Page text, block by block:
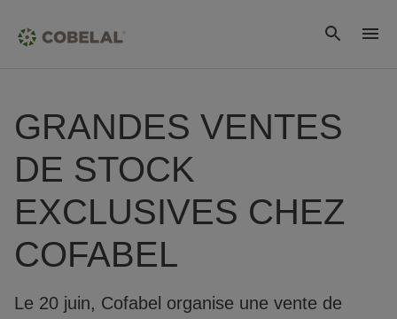
GRANDES VENTES
DE STOCK
EXCLUSIVES CHEZ
COFABEL
Le 20 juin, Cofabel organise une vente de